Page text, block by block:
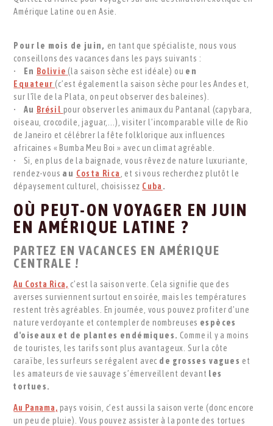
Amérique Latine ou en Asie.
Pour le mois de juin, en tant que spécialiste, nous vous
conseillons des vacances dans les pays suivants :
• En Bolivie (la saison sèche est idéale) ou en
Equateur (c’est également la saison sèche pour les Andes et,
sur l'île de la Plata, on peut observer des baleines).
• Au Brésil pour observer les animaux du Pantanal (capybara,
oiseau, crocodile, jaguar,...), visiter l’incomparable ville de Rio
de Janeiro et célébrer la fête folklorique aux influences
africaines « Bumba Meu Boi » avec un climat agréable.
• Si, en plus de la baignade, vous rêvez de nature luxuriante,
rendez-vous au Costa Rica
, et si vous recherchez plutôt le
dépaysement culturel, choisissez Cuba .
OÙ PEUT-ON VOYAGER EN JUIN
EN AMÉRIQUE LATINE ?
PARTEZ EN VACANCES EN AMÉRIQUE
CENTRALE !
Au Costa Rica, c’est la saison verte. Cela signifie que des
averses surviennent surtout en soirée, mais les températures
restent très agréables. En journée, vous pouvez profiter d’une
nature verdoyante et contempler de nombreuses espèces
d'oiseaux et de plantes endémiques. Comme il y a moins
de touristes, les tarifs sont plus avantageux. Sur la côte
caraïbe, les surfeurs se régalent avec de grosses vagues et
les amateurs de vie sauvage s’émerveillent devant les
tortues.
Au Panama, pays voisin, c’est aussi la saison verte (donc encore
un peu de pluie). Vous pouvez assister à la ponte des tortues